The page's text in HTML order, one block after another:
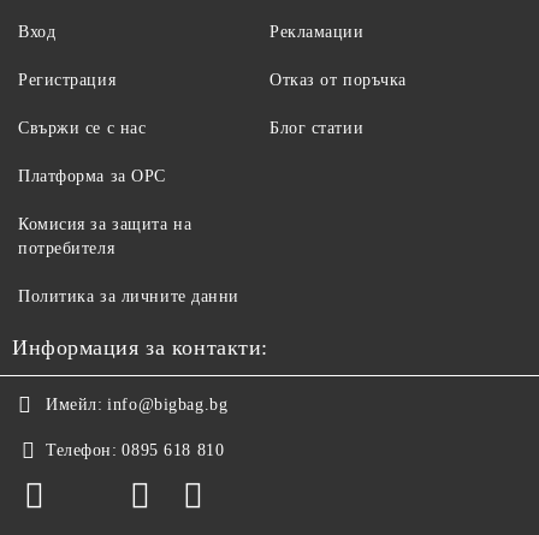
Вход
Регистрация
Свържи се с нас
Рекламации
Отказ от поръчка
Блог статии
Платформа за ОРС
Комисия за защита на
потребителя
Политика за личните данни
Информация за контакти:
Имейл: info@bigbag.bg
Телефон: 0895 618 810